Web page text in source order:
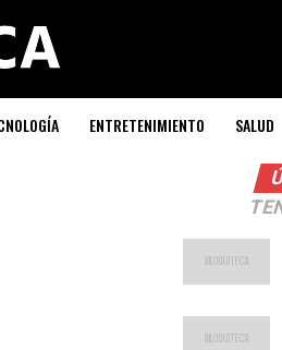
ENTRETENIMIENTO SALUD